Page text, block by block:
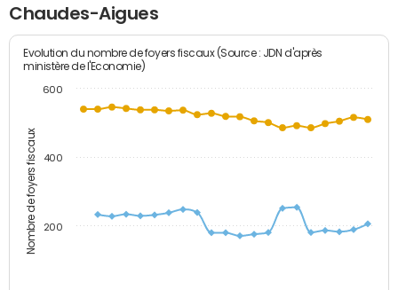
Chaudes-Aigues
Nombre de foyers fiscaux
Evolution du nombre de foyers fiscaux (Source : JDN d'après
ministère de l'Economie)
200
400
600